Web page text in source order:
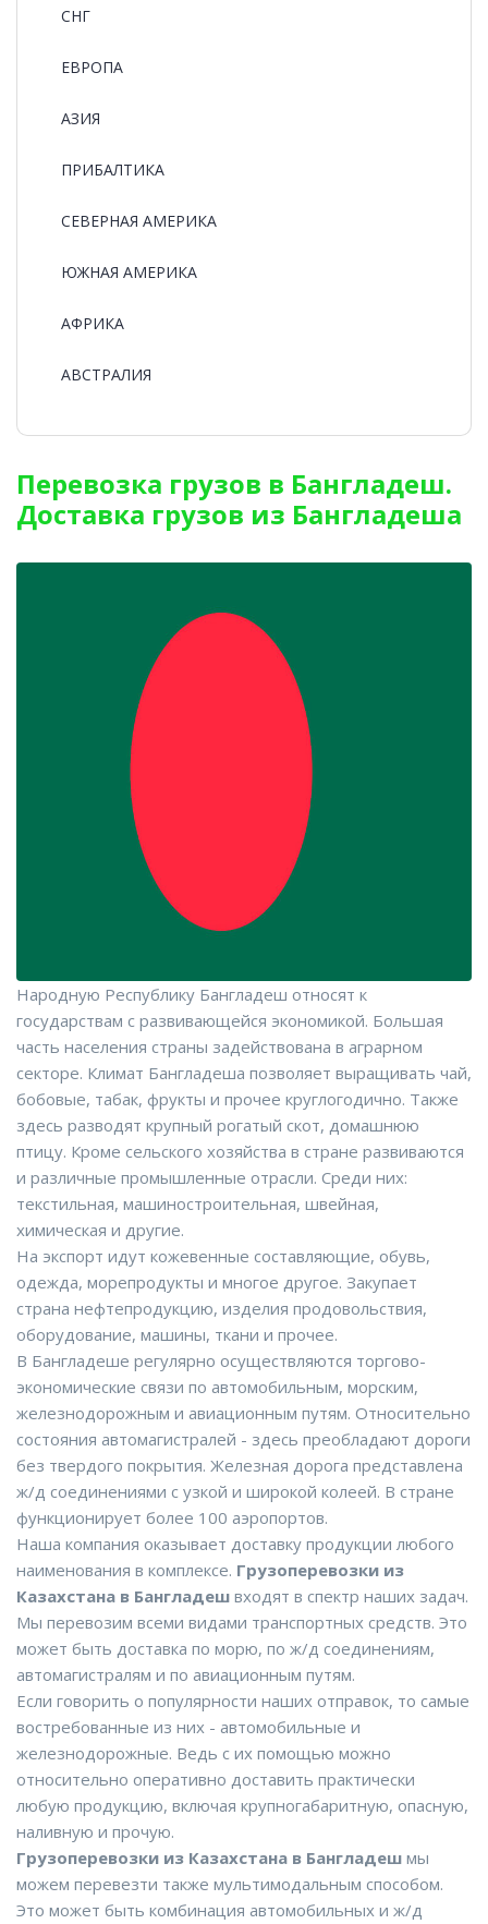
СНГ
ЕВРОПА
АЗИЯ
ПРИБАЛТИКА
СЕВЕРНАЯ АМЕРИКА
ЮЖНАЯ АМЕРИКА
АФРИКА
АВСТРАЛИЯ
Перевозка грузов в Бангладеш.
Доставка грузов из Бангладеша
Народную Республику Бангладеш относят к
государствам с развивающейся экономикой. Большая
часть населения страны задействована в аграрном
секторе. Климат Бангладеша позволяет выращивать чай,
бобовые, табак, фрукты и прочее круглогодично. Также
здесь разводят крупный рогатый скот, домашнюю
птицу. Кроме сельского хозяйства в стране развиваются
и различные промышленные отрасли. Среди них:
текстильная, машиностроительная, швейная,
химическая и другие.
На экспорт идут кожевенные составляющие, обувь,
одежда, морепродукты и многое другое. Закупает
страна нефтепродукцию, изделия продовольствия,
оборудование, машины, ткани и прочее.
В Бангладеше регулярно осуществляются торгово-
экономические связи по автомобильным, морским,
железнодорожным и авиационным путям. Относительно
состояния автомагистралей - здесь преобладают дороги
без твердого покрытия. Железная дорога представлена
ж/д соединениями с узкой и широкой колеей. В стране
функционирует более 100 аэропортов.
Наша компания оказывает доставку продукции любого
наименования в комплексе. Грузоперевозки из
Казахстана в Бангладеш входят в спектр наших задач.
Мы перевозим всеми видами транспортных средств. Это
может быть доставка по морю, по ж/д соединениям,
автомагистралям и по авиационным путям.
Если говорить о популярности наших отправок, то самые
востребованные из них - автомобильные и
железнодорожные. Ведь с их помощью можно
относительно оперативно доставить практически
любую продукцию, включая крупногабаритную, опасную,
наливную и прочую.
Грузоперевозки из Казахстана в Бангладеш мы
можем перевезти также мультимодальным способом.
Это может быть комбинация автомобильных и ж/д